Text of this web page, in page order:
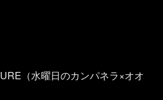
（水曜日のカンパネラ×オオ